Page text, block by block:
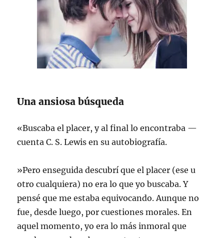
Una ansiosa búsqueda
«Buscaba el placer, y al final lo encontraba —
cuenta C. S. Lewis en su autobiografía.
»Pero enseguida descubrí que el placer (ese u
otro cualquiera) no era lo que yo buscaba. Y
pensé que me estaba equivocando. Aunque no
fue, desde luego, por cuestiones morales. En
aquel momento, yo era lo más inmoral que